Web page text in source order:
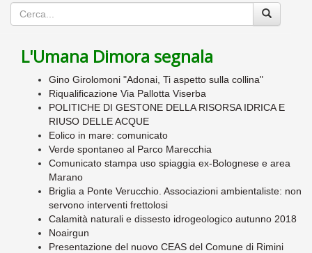
L'Umana Dimora segnala
Gino Girolomoni "Adonai, Ti aspetto sulla collina"
Riqualificazione Via Pallotta Viserba
POLITICHE DI GESTONE DELLA RISORSA IDRICA E
RIUSO DELLE ACQUE
Eolico in mare: comunicato
Verde spontaneo al Parco Marecchia
Comunicato stampa uso spiaggia ex-Bolognese e area
Marano
Briglia a Ponte Verucchio. Associazioni ambientaliste: non
servono interventi frettolosi
Calamità naturali e dissesto idrogeologico autunno 2018
Noairgun
Presentazione del nuovo CEAS del Comune di Rimini